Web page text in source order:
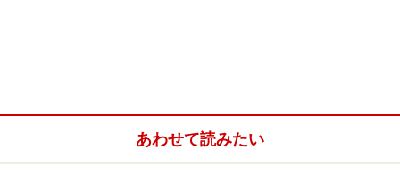
あわせて読みたい